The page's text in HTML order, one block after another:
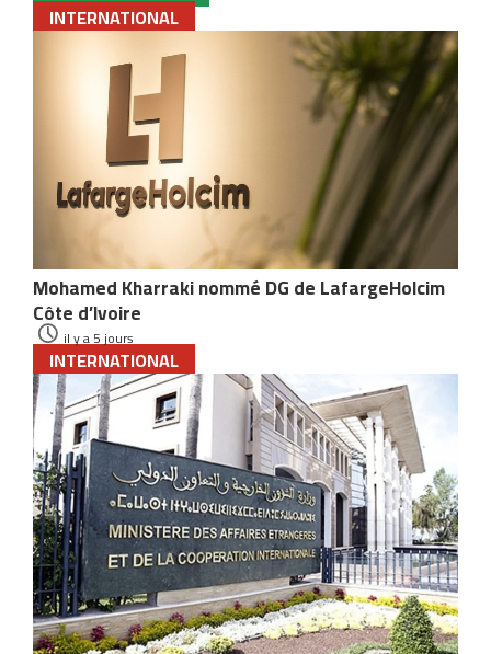
INTERNATIONAL
Mohamed Kharraki nommé DG de LafargeHolcim
Côte d’Ivoire
il y a 5 jours
INTERNATIONAL